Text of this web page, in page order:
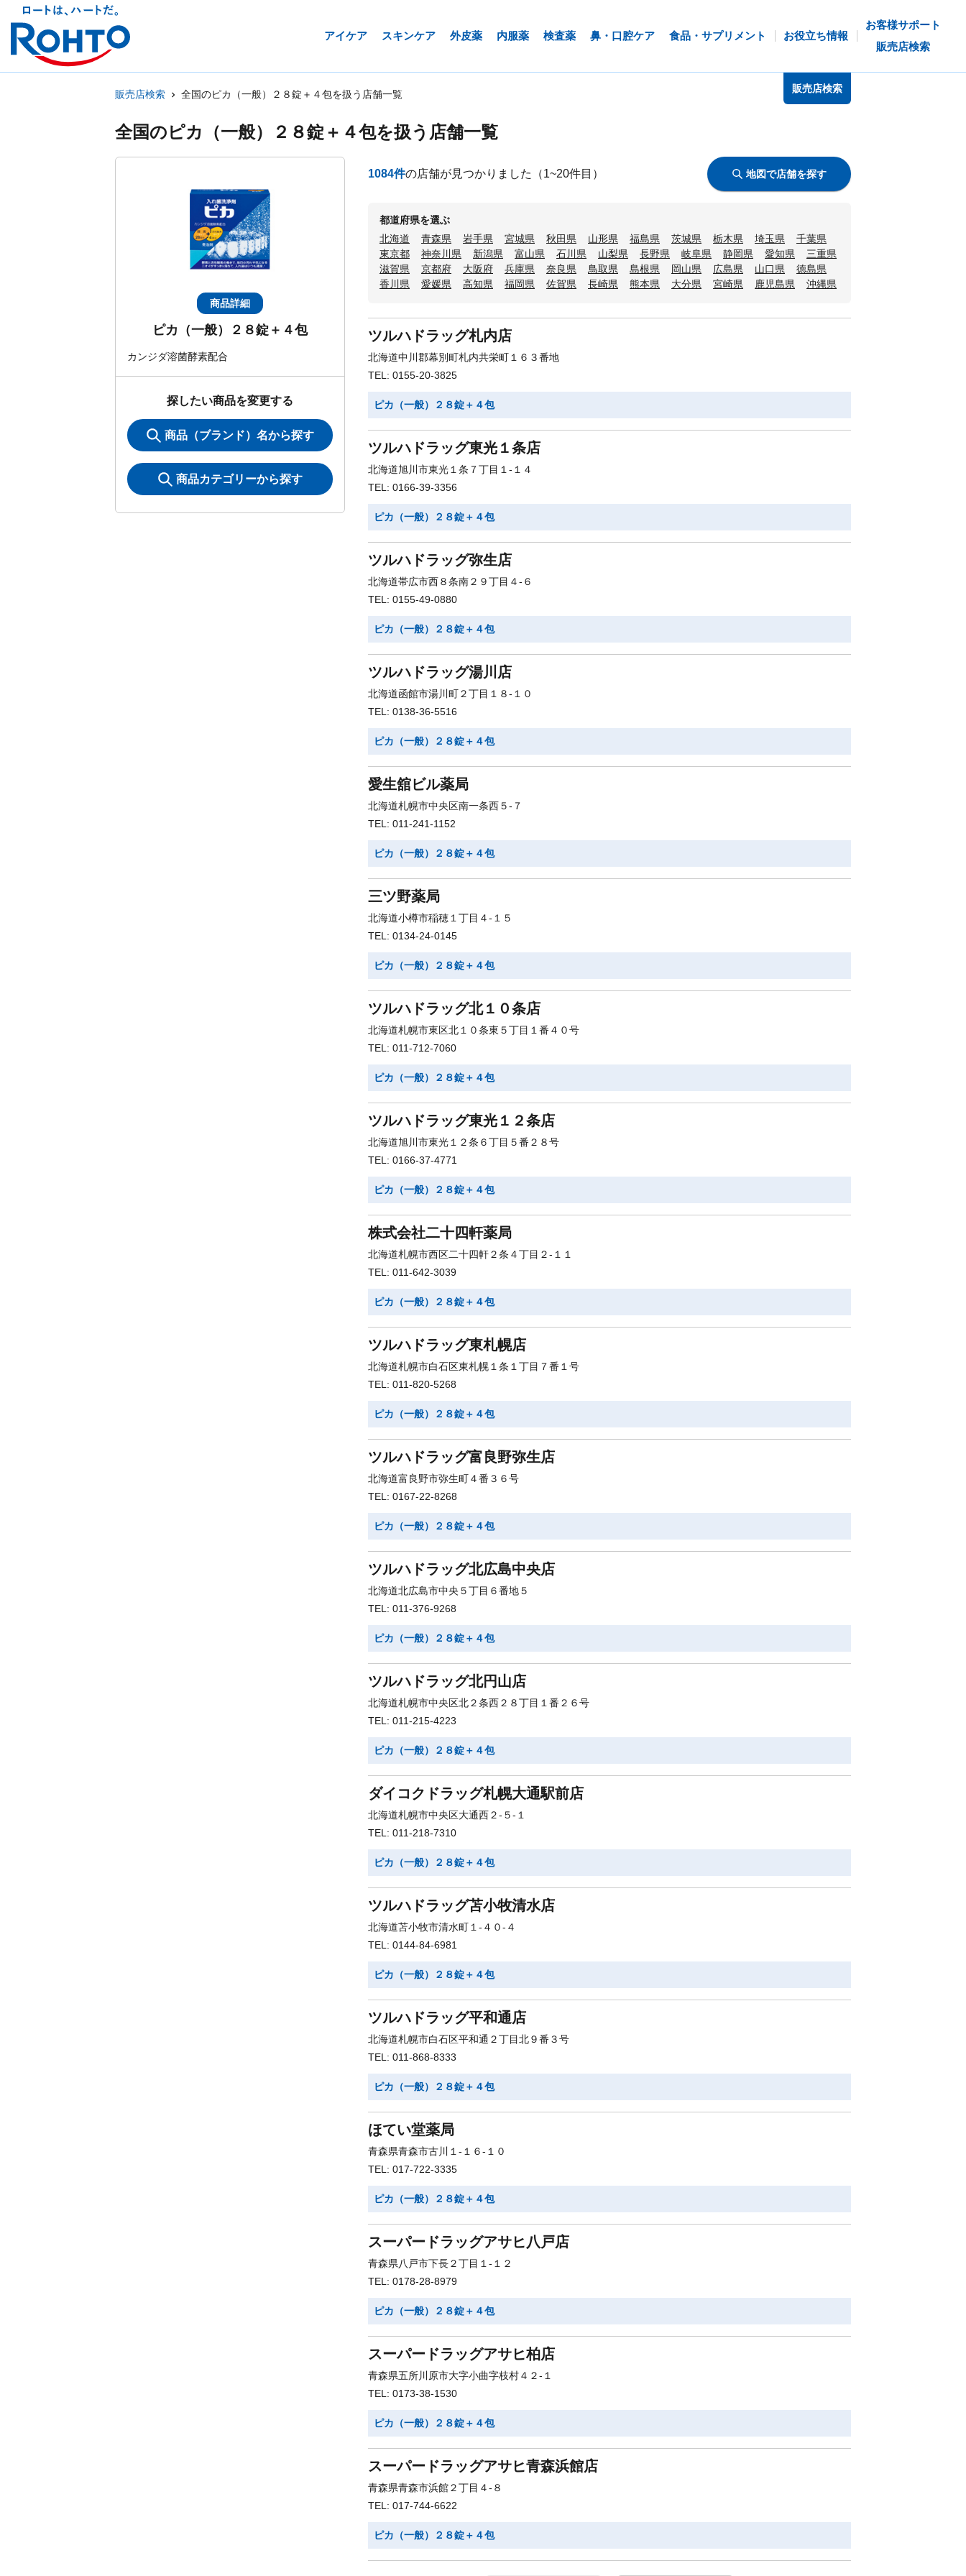
アイケア スキンケア 外皮薬 内服薬 検査薬 鼻・口腔ケア 食品・サプリメント お役立ち情報
お客様サポート
販売店検索
販売店検索 全国のピカ（一般）２８錠＋４包を扱う店舗一覧 販売店検索
全国のピカ（一般）２８錠＋４包を扱う店舗一覧
商品詳細
ピカ（一般）２８錠＋４包
カンジダ溶菌酵素配合
探したい商品を変更する
商品（ブランド）名から探す
商品カテゴリーから探す
1084件の店舗が見つかりました （1~20件目） 地図で店舗を探す
都道府県を選ぶ
北海道
青森県 岩手県 宮城県 秋田県 山形県 福島県 茨城県 栃木県 埼玉県
千葉県
東京都
神奈川県 新潟県 富山県 石川県 山梨県 長野県 岐阜県 静岡県 愛知県
三重県
滋賀県
京都府 大阪府 兵庫県 奈良県 鳥取県 島根県 岡山県 広島県 山口県
徳島県
香川県
愛媛県 高知県 福岡県 佐賀県 長崎県 熊本県 大分県 宮崎県 鹿児島県 沖縄県
ツルハドラッグ札内店
北海道中川郡幕別町札内共栄町１６３番地
TEL: 0155-20-3825
ピカ（一般）２８錠＋４包
ツルハドラッグ東光１条店
北海道旭川市東光１条７丁目１-１４
TEL: 0166-39-3356
ピカ（一般）２８錠＋４包
ツルハドラッグ弥生店
北海道帯広市西８条南２９丁目４-６
TEL: 0155-49-0880
ピカ（一般）２８錠＋４包
ツルハドラッグ湯川店
北海道函館市湯川町２丁目１８-１０
TEL: 0138-36-5516
ピカ（一般）２８錠＋４包
愛生舘ビル薬局
北海道札幌市中央区南一条西５-７
TEL: 011-241-1152
ピカ（一般）２８錠＋４包
三ツ野薬局
北海道小樽市稲穂１丁目４-１５
TEL: 0134-24-0145
ピカ（一般）２８錠＋４包
ツルハドラッグ北１０条店
北海道札幌市東区北１０条東５丁目１番４０号
TEL: 011-712-7060
ピカ（一般）２８錠＋４包
ツルハドラッグ東光１２条店
北海道旭川市東光１２条６丁目５番２８号
TEL: 0166-37-4771
ピカ（一般）２８錠＋４包
株式会社二十四軒薬局
北海道札幌市西区二十四軒２条４丁目２-１１
TEL: 011-642-3039
ピカ（一般）２８錠＋４包
ツルハドラッグ東札幌店
北海道札幌市白石区東札幌１条１丁目７番１号
TEL: 011-820-5268
ピカ（一般）２８錠＋４包
ツルハドラッグ富良野弥生店
北海道富良野市弥生町４番３６号
TEL: 0167-22-8268
ピカ（一般）２８錠＋４包
ツルハドラッグ北広島中央店
北海道北広島市中央５丁目６番地５
TEL: 011-376-9268
ピカ（一般）２８錠＋４包
ツルハドラッグ北円山店
北海道札幌市中央区北２条西２８丁目１番２６号
TEL: 011-215-4223
ピカ（一般）２８錠＋４包
ダイコクドラッグ札幌大通駅前店
北海道札幌市中央区大通西２-５-１
TEL: 011-218-7310
ピカ（一般）２８錠＋４包
ツルハドラッグ苫小牧清水店
北海道苫小牧市清水町１-４０-４
TEL: 0144-84-6981
ピカ（一般）２８錠＋４包
ツルハドラッグ平和通店
北海道札幌市白石区平和通２丁目北９番３号
TEL: 011-868-8333
ピカ（一般）２８錠＋４包
ほてい堂薬局
青森県青森市古川１-１６-１０
TEL: 017-722-3335
ピカ（一般）２８錠＋４包
スーパードラッグアサヒ八戸店
青森県八戸市下長２丁目１-１２
TEL: 0178-28-8979
ピカ（一般）２８錠＋４包
スーパードラッグアサヒ柏店
青森県五所川原市大字小曲字枝村４２-１
TEL: 0173-38-1530
ピカ（一般）２８錠＋４包
スーパードラッグアサヒ青森浜館店
青森県青森市浜館２丁目４-８
TEL: 017-744-6622
ピカ（一般）２８錠＋４包